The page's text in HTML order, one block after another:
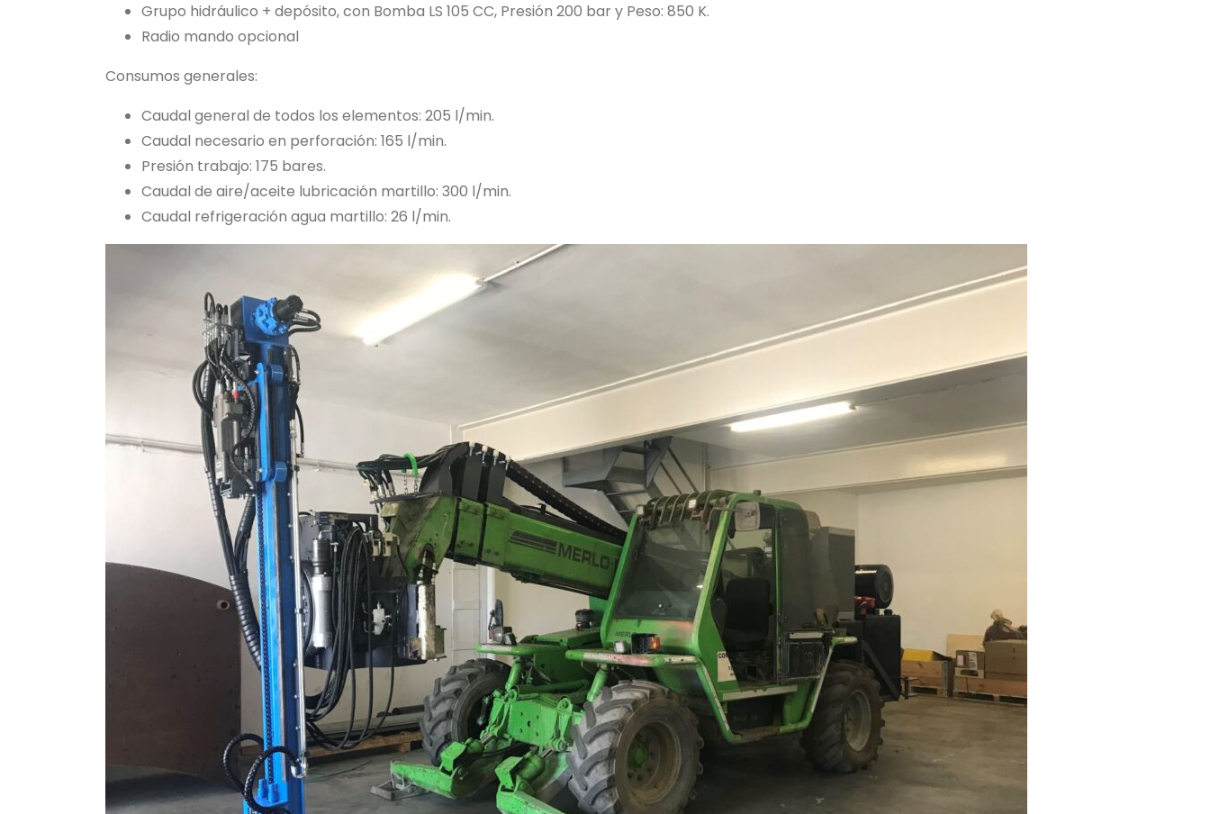
Grupo hidráulico + depósito, con Bomba LS 105 CC, Presión 200 bar y Peso: 850 K.
Radio mando opcional
Consumos generales:
Caudal general de todos los elementos: 205 l/min.
Caudal necesario en perforación: 165 l/min.
Presión trabajo: 175 bares.
Caudal de aire/aceite lubricación martillo: 300 l/min.
Caudal refrigeración agua martillo: 26 l/min.